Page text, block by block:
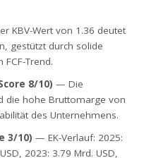
KBV-Wert von 1.36 deutet
gestützt durch solide
Trend.
8/10) — Die
die hohe Bruttomarge von
des Unternehmens.
3/10) — EK-Verlauf: 2025:
2023: 3.79 Mrd. USD,